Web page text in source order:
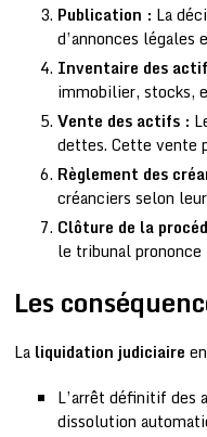
Publication : La
d’annonces
Inventaire des
immobilier, stocks,
Vente des actifs :
dettes. Cette vente
Règlement des
créanciers selon
Clôture de la
le tribunal
Les
La liquidation judiciaire
L’arrêt définitif des
dissolution